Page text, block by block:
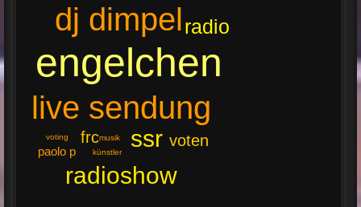
engelchen
dj dimpel
live sendung
ssr
radioshow
radio
frc voten
paolo p künstler
musik
voting